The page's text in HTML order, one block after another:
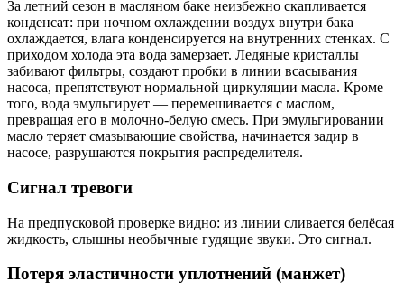
За летний сезон в масляном баке неизбежно скапливается
конденсат: при ночном охлаждении воздух внутри бака
охлаждается, влага конденсируется на внутренних стенках. С
приходом холода эта вода замерзает. Ледяные кристаллы
забивают фильтры, создают пробки в линии всасывания
насоса, препятствуют нормальной циркуляции масла. Кроме
того, вода эмульгирует — перемешивается с маслом,
превращая его в молочно-белую смесь. При эмульгировании
масло теряет смазывающие свойства, начинается задир в
насосе, разрушаются покрытия распределителя.
Сигнал тревоги
На предпусковой проверке видно: из линии сливается белёсая
жидкость, слышны необычные гудящие звуки. Это сигнал.
Потеря эластичности уплотнений (манжет)